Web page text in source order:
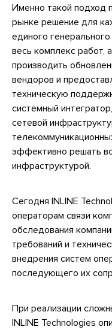
Именно такой подход
рынке решение для
единого
весь комплекс работ,
производить
вендоров и
техническую
системный
сетевой
эффективно решать
инфраструктурой.
Сегодня INLINE
операторам связи
обследования
требований и
внедрения систем
последующего их
При реализации
INLINE Technologies